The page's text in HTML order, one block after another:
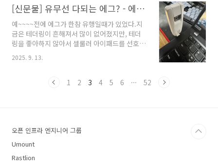
Datadog 비용이 비싸서(사용료, TCO 관점으로
는 더 저렴할수도 있음) 많이 부담스러워 하는
newstars.cloudDatadog을 사용하다 보면 로
그 비용 다음으로 체감되는 항목이 있다.바로
Host 기반 과금이다.로그는 많이 넣어서 비싸지
는 구조라면,Host는 켜놓기만 해도 과금되는 구
Datadog 비용도..
[신문물] 유무선 다되는 에그? - 에듀플레이어 라우터
예~~~~전에 에그가 한참 유행일때가 있었다.지
금은 테더링이 흔해져서 많이 없어졌지만, 테더
링을 좋아하지 않아서 셀룰러 아이패드를 선호하
로 맥북을 쓰는데, 맥북엔 도대체 왜 안나오는 건
서"왓츠인마이백" 같은 콘텐츠를 많이 보는데,우
구매한 그것! 찾아보면 ELR24 가 있고 ELR24
Pro가 있는데,단순히 USB-A, USB-C 의 문제가
된다고 하니,태블릿이나 폰, 맥북에서 쓰고 싶으
2025. 9. 13.
1 2 3 4 5 6 ··· 52
오픈 인프라 엔지니어 그룹
Umount
Rastlion